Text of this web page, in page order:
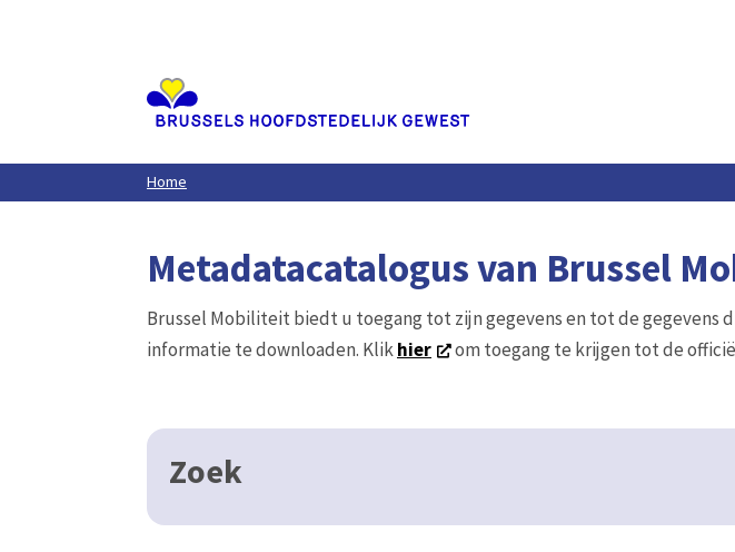
Home
Metadatacatalogus van Brussel
Brussel Mobiliteit biedt u toegang tot zijn gegevens en tot de gegevens
informatie te downloaden. Klikhier om toegang te krijgen tot de
Zoek